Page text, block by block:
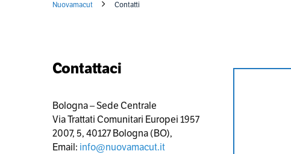
Nuovamacut Contatti
Contattaci
Bologna – Sede Centrale
Via Trattati Comunitari Europei 1957
2007, 5, 40127 Bologna (BO),
Email: info@nuovamacut.it